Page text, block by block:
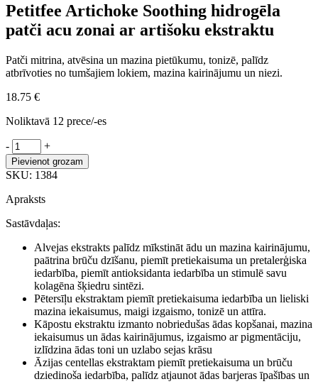
Petitfee Artichoke Soothing hidrogēla
patči acu zonai ar artišoku ekstraktu
Patči mitrina, atvēsina un mazina pietūkumu, tonizē, palīdz
atbrīvoties no tumšajiem lokiem, mazina kairinājumu un niezi.
18.75 €
Noliktavā 12 prece/-es
- Petitfee
Artichoke
Soothing
hidrogēla
patči
acu
zonai
artišoku
ekstraktu
daudzums
+
Pievienot grozam
SKU: 1384
Apraksts
Sastāvdaļas:
Alvejas ekstrakts palīdz mīkstināt ādu un mazina kairinājumu,
paātrina brūču dzīšanu, piemīt pretiekaisuma un pretalerģiska
iedarbība, piemīt antioksidanta iedarbība un stimulē savu
kolagēna šķiedru sintēzi.
Pētersīļu ekstraktam piemīt pretiekaisuma iedarbība un lieliski
mazina iekaisumus, maigi izgaismo, tonizē un attīra.
Kāpostu ekstraktu izmanto nobriedušas ādas kopšanai, mazina
iekaisumus un ādas kairinājumus, izgaismo ar pigmentāciju,
izlīdzina ādas toni un uzlabo sejas krāsu
Āzijas centellas ekstraktam piemīt pretiekaisuma un brūču
dziedinoša iedarbība, palīdz atjaunot ādas barjeras īpašības un